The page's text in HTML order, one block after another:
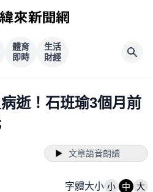
體育
即時
生活
財經
逝！石班瑜3個月前
文章語音朗讀
字體大小 小 中 大